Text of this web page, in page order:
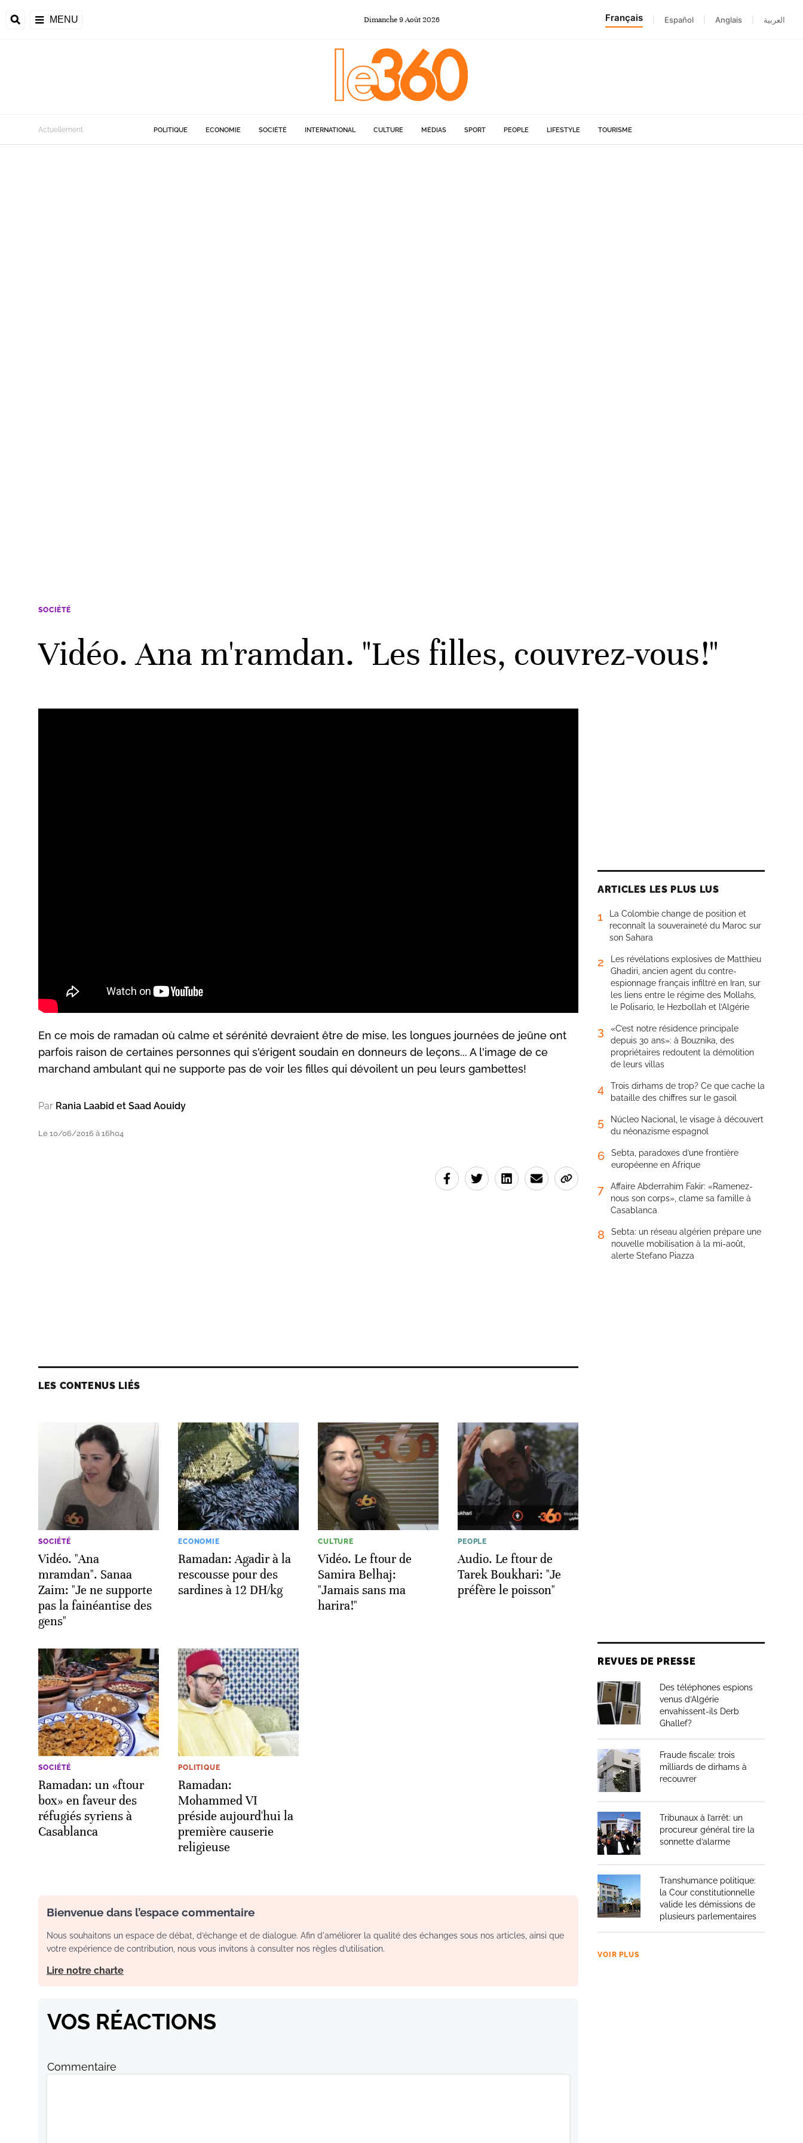
MENU Dimanche 9Août 2026 Français Español Anglais العربية
Actuellement POLITIQUE ECONOMIE SOCIÉTÉ INTERNATIONAL CULTURE MÉDIAS SPORT PEOPLE LIFESTYLE TOURISME
SOCIÉTÉ
Vidéo. Ana m'ramdan. "Les filles, couvrez-vous!"
En ce mois de ramadan où calme et sérénité devraient être de mise, les longues journées de jeûne ont
parfois raison de certaines personnes qui s'érigent soudain en donneurs de leçons... A l'image de ce
marchand ambulant qui ne supporte pas de voir les filles qui dévoilent un peu leurs gambettes!
Par Rania Laabid et Saad Aouidy
Le 10/06/2016 à 16h04
LES CONTENUS LIÉS
SOCIÉTÉ
Vidéo. "Ana
mramdan". Sanaa
Zaim: "Je ne supporte
pas la fainéantise des
gens"
ECONOMIE
Ramadan: Agadir à la
rescousse pour des
sardines à 12 DH/kg
CULTURE
Vidéo. Le ftour de
Samira Belhaj:
"Jamais sans ma
harira!"
PEOPLE
Audio. Le ftour de
Tarek Boukhari: "Je
préfère le poisson"
SOCIÉTÉ
Ramadan: un «ftour
box» en faveur des
réfugiés syriens à
Casablanca
POLITIQUE
Ramadan:
Mohammed VI
préside aujourd'hui la
première causerie
religieuse
Bienvenue dans l’espace commentaire
Nous souhaitons un espace de débat, d’échange et de dialogue. Afin d'améliorer la qualité des échanges sous nos articles, ainsi que
votre expérience de contribution, nous vous invitons à consulter nos règles d’utilisation.
Lire notre charte
VOS RÉACTIONS
Commentaire
ARTICLES LES PLUS LUS
1
La Colombie change de position et
reconnaît la souveraineté du Maroc sur
son Sahara
2
Les révélations explosives de Matthieu
Ghadiri, ancien agent du contre-
espionnage français infiltré en Iran, sur
les liens entre le régime des Mollahs,
le Polisario, le Hezbollah et l’Algérie
3
«C’est notre résidence principale
depuis 30 ans»: à Bouznika, des
propriétaires redoutent la démolition
de leurs villas
4
Trois dirhams de trop? Ce que cache la
bataille des chiffres sur le gasoil
5
Núcleo Nacional, le visage à découvert
du néonazisme espagnol
6
Sebta, paradoxes d’une frontière
européenne en Afrique
7
Affaire Abderrahim Fakir: «Ramenez-
nous son corps», clame sa famille à
Casablanca
8
Sebta: un réseau algérien prépare une
nouvelle mobilisation à la mi-août,
alerte Stefano Piazza
REVUES DE PRESSE
Des téléphones espions
venus d’Algérie
envahissent-ils Derb
Ghallef?
Fraude fiscale: trois
milliards de dirhams à
recouvrer
Tribunaux à l’arrêt: un
procureur général tire la
sonnette d’alarme
Transhumance politique:
la Cour constitutionnelle
valide les démissions de
plusieurs parlementaires
VOIR PLUS